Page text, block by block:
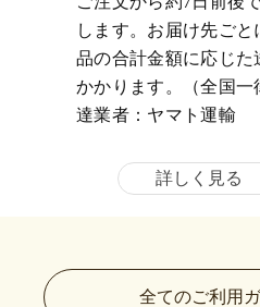
します。お届け先ごと
品の合計金額に応じた
かかります。（全国一
達業者：ヤマト運輸
詳しく見る
全てのご利用